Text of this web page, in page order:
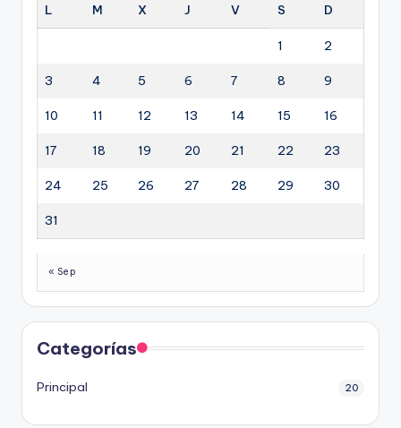
L
M X J V S D
1 2
3 4 5 6 7 8 9
10 11 12 13 14 15 16
17 18 19 20 21 22 23
24 25 26 27 28 29 30
31
« Sep
Categorías
Principal 20